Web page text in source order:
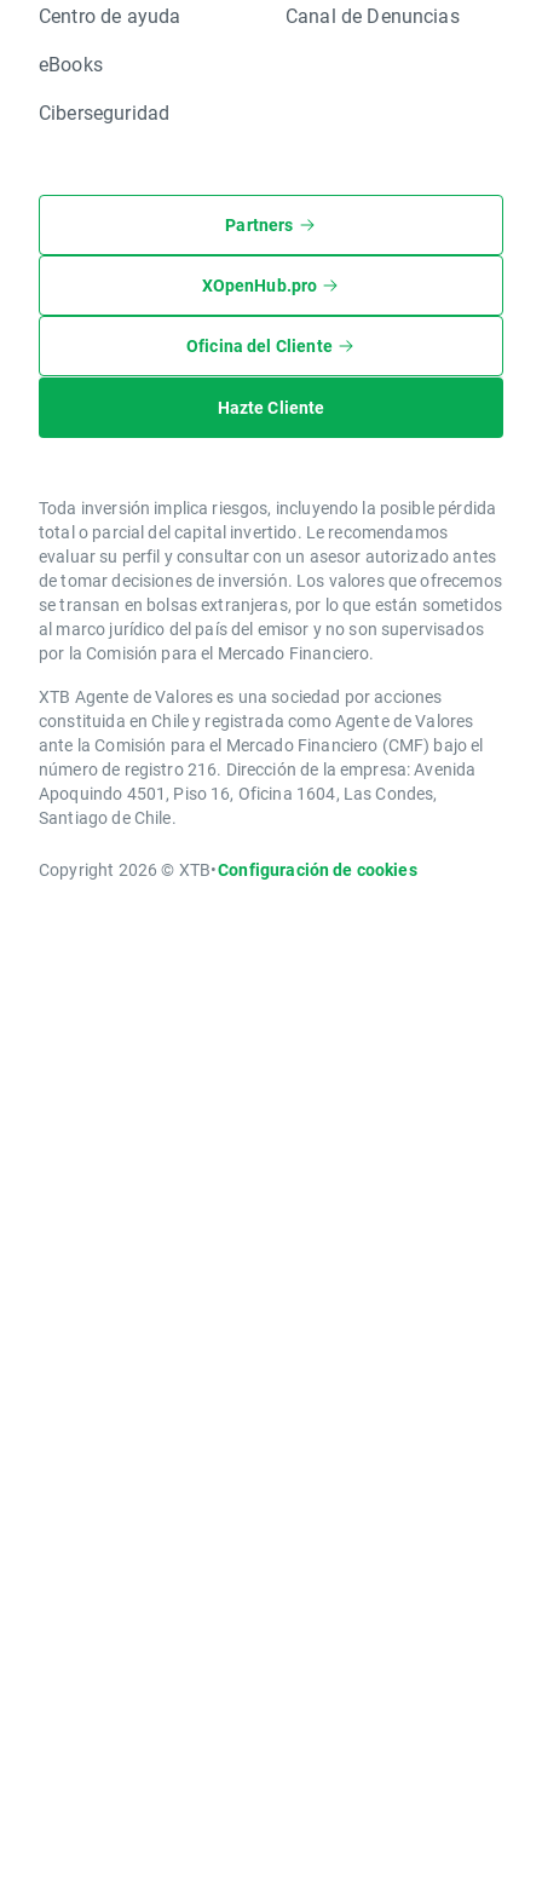
Centro de ayuda
eBooks
Ciberseguridad
Canal de Denuncias
Partners
XOpenHub.pro
Oficina del Cliente
Hazte Cliente
Toda inversión implica riesgos, incluyendo la posible pérdida
total o parcial del capital invertido. Le recomendamos
evaluar su perfil y consultar con un asesor autorizado antes
de tomar decisiones de inversión. Los valores que ofrecemos
se transan en bolsas extranjeras, por lo que están sometidos
al marco jurídico del país del emisor y no son supervisados
por la Comisión para el Mercado Financiero.
XTB Agente de Valores es una sociedad por acciones
constituida en Chile y registrada como Agente de Valores
ante la Comisión para el Mercado Financiero (CMF) bajo el
número de registro 216. Dirección de la empresa: Avenida
Apoquindo 4501, Piso 16, Oficina 1604, Las Condes,
Santiago de Chile.
Copyright 2026 © XTB•Configuración de cookies